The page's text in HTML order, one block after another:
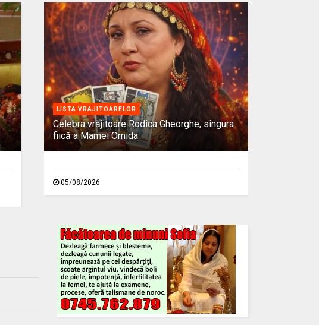
LISTA VRAJITOARELOR
Celebra vrăjitoare Rodica Gheorghe, singura
fiică a Mamei Omida
05/08/2026